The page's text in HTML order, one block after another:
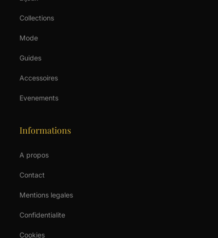
Collections
Mode
Guides
Accessoires
Evenements
Informations
A propos
Contact
Mentions legales
Confidentialite
Cookies